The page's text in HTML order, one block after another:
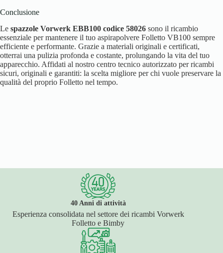
Conclusione
Le spazzole Vorwerk EBB100 codice 58026 sono il ricambio
essenziale per mantenere il tuo aspirapolvere Folletto VB100 sempre
efficiente e performante. Grazie a materiali originali e certificati,
otterrai una pulizia profonda e costante, prolungando la vita del tuo
apparecchio. Affidati al nostro centro tecnico autorizzato per ricambi
sicuri, originali e garantiti: la scelta migliore per chi vuole preservare la
qualità del proprio Folletto nel tempo.
40 Anni di attività
Esperienza consolidata nel settore dei ricambi Vorwerk
Folletto e Bimby